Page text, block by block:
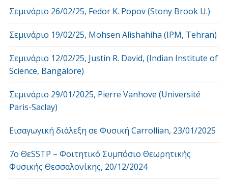
Σεμινάριο 26/02/25, Fedor K. Popov (Stony Brook U.)
Σεμινάριο 19/02/25, Mohsen Alishahiha (IPM, Tehran)
Σεμινάριο 12/02/25, Justin R. David, (Indian Institute of
Science, Bangalore)
Σεμινάριο 29/01/2025, Pierre Vanhove (Université
Paris-Saclay)
Εισαγωγική διάλεξη σε Φυσική Carrollian, 23/01/2025
7o ΘεSSTP – Φοιτητικό Συμπόσιο Θεωρητικής
Φυσικής Θεσσαλονίκης, 20/12/2024